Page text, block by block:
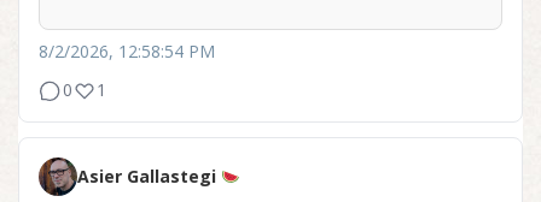
8/2/2026, 12:58:54 PM
0
1
Asier Gallastegi